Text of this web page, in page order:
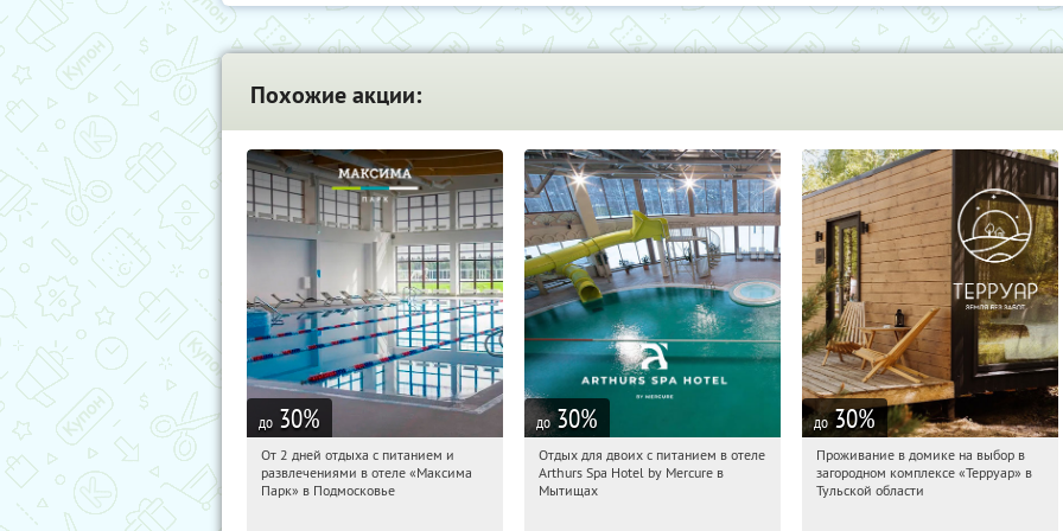
Похожие акции:
до 30%
05:07:11 Купили:
Московская обл., Дмитровский р-н, д.
От 2 дней отдыха с питанием и
развлечениями в отеле «Максима
Парк» в Подмосковье
до 30%
05:07:11
Купи первым!
Московская обл., г. Мытищи, д.
Отдых для двоих с питанием в отеле
Arthurs Spa Hotel by Mercure в
Мытищах
до 30%
05:07:11 Купили:
Тульская обл., Ясногорский р-н, с.
Проживание в домике на выбор в
загородном комплексе «Терруар» в
Тульской области